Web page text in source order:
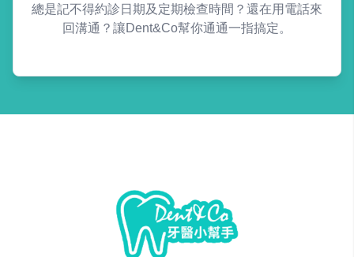
總是記不得約診日期及定期檢查時間？還在用電話來
回溝通？讓Dent&Co幫你通通一指搞定。